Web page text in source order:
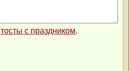
тосты с праздником.